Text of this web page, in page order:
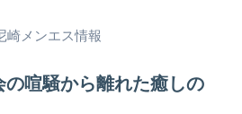
の喧騒から離れた癒しの